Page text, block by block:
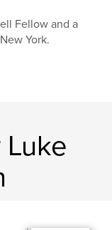
Fellow and a
York.